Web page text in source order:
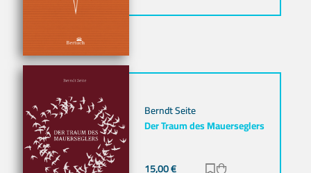
Berndt Seite
Der Traum des Mauerseglers
15,00€